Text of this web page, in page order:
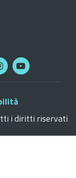
i diritti riservati